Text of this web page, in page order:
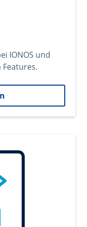
IONOS und